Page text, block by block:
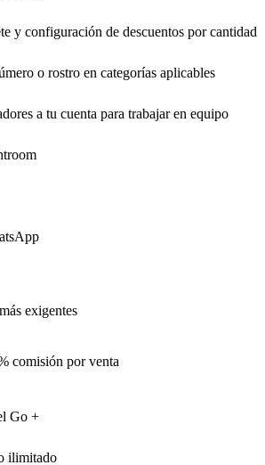
y configuración de descuentos por cantidad
o rostro en categorías aplicables
a tu cuenta para trabajar en equipo
exigentes
comisión por venta
Go +
ilimitado